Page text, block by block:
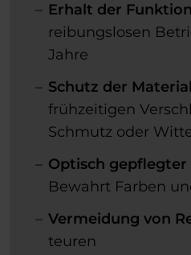
Erhalt der
reibungslosen
Jahre
Schutz der
frühzeitigen
Schmutz oder
Optisch gepflegter
Bewahrt Farben
Vermeidung von
teuren